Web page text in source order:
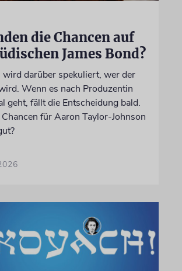
die Chancen auf
James Bond?
wird darüber spekuliert, wer der
Wenn es nach Produzentin
geht, fällt die Entscheidung bald.
für Aaron Taylor-Johnson